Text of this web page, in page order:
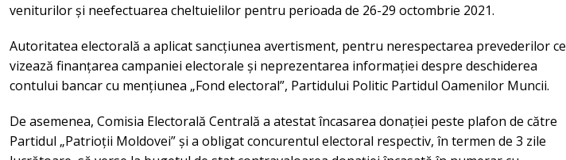
veniturilor și neefectuarea cheltuielilor pentru perioada de 26-29 octombrie 2021.
Autoritatea electorală a aplicat sancțiunea avertisment, pentru nerespectarea prevederilor ce
vizează finanțarea campaniei electorale și neprezentarea informației despre deschiderea
contului bancar cu mențiunea „Fond electoral”, Partidului Politic Partidul Oamenilor Muncii.
De asemenea, Comisia Electorală Centrală a atestat încasarea donației peste plafon de către
Partidul „Patrioții Moldovei” și a obligat concurentul electoral respectiv, în termen de 3 zile